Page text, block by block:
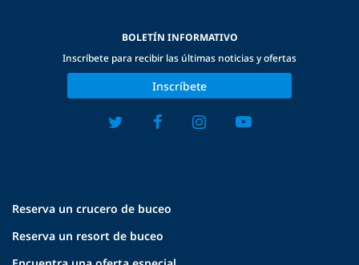
Reserva un crucero de buceo
Reserva un resort de buceo
BOLETÍN INFORMATIVO
Inscríbete para recibir las últimas noticias y ofertas
Inscríbete